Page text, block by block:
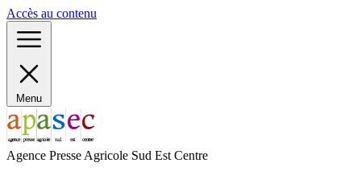
Accès au contenu
Menu
Agence Presse Agricole Sud Est Centre
Panneau de gestion des cookies